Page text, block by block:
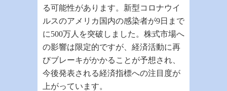
る可能性があります。新型コロナウイ
ルスのアメリカ国内の感染者が9日まで
に500万人を突破しました。株式市場へ
の影響は限定的ですが、経済活動に再
びブレーキがかかることが予想され、
今後発表される経済指標への注目度が
上がっています。